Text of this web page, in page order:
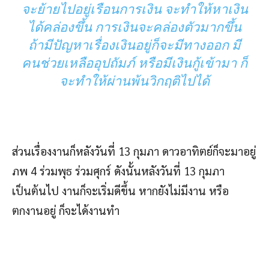
จะย้ายไปอยู่เรือนการเงิน จะทำให้หาเงิน
ได้คล่องขึ้น การเงินจะคล่องตัวมากขึ้น
ถ้ามีปัญหาเรื่องเงินอยู่ก็จะมีทางออก มี
คนช่วยเหลืออุปถัมภ์ หรือมีเงินกู้เข้ามา ก็
จะทำให้ผ่านพ้นวิกฤติไปได้
ส่วนเรื่องงานก็หลังวันที่ 13 กุมภา ดาวอาทิตย์ก็จะมาอยู่
ภพ 4 ร่วมพุธ ร่วมศุกร์ ดังนั้นหลังวันที่ 13 กุมภา
เป็นต้นไป งานก็จะเริ่มดีขึ้น หากยังไม่มีงาน หรือ
ตกงานอยู่ ก็จะได้งานทำ